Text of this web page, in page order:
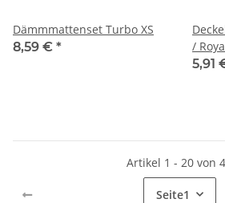
Dämmmattenset Turbo XS
8,59 € *
/
5,91
Artikel 1 - 20 von
Seite1